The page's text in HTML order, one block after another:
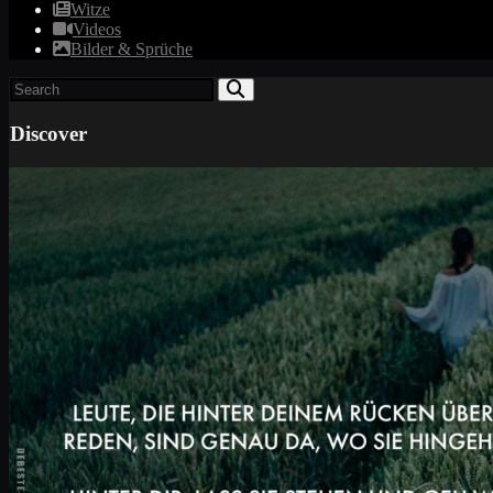
Witze
Videos
Bilder & Sprüche
Discover